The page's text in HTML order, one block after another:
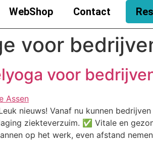
WebShop Contact
voor
voor
nieuws! Vanaf nu kunnen
ziekteverzuim. ✅ Vitale en
op het werk, even afstand